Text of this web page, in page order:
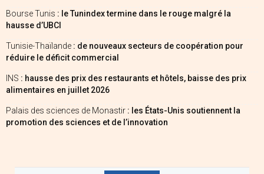
Bourse Tunis : le Tunindex termine dans le rouge malgré la
hausse d’UBCI
Tunisie-Thaïlande : de nouveaux secteurs de coopération pour
réduire le déficit commercial
INS : hausse des prix des restaurants et hôtels, baisse des prix
alimentaires en juillet 2026
Palais des sciences de Monastir : les États-Unis soutiennent la
promotion des sciences et de l’innovation